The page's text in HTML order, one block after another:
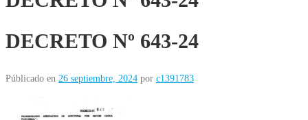
DECRETO Nº 643-24
Públicado en 26 septiembre, 2024 por c1391783